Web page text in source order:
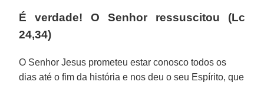
É verdade! O Senhor ressuscitou (Lc
24,34)
O Senhor Jesus prometeu estar conosco todos os
dias até o fim da história e nos deu o seu Espírito, que